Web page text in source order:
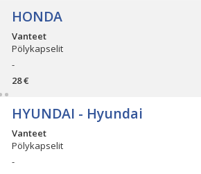
HONDA
Vanteet
Pölykapselit
-
28 €
HYUNDAI - Hyundai
Vanteet
Pölykapselit
-